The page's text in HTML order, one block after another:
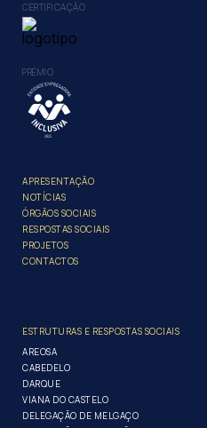
CERTIFICAÇÃO
PRÉMIO
APRESENTAÇÃO
NOTÍCIAS
ÓRGÃOS SOCIAIS
RESPOSTAS SOCIAIS
PROJETOS
CONTACTOS
ESTRUTURAS E RESPOSTAS SOCIAIS
AREOSA
CABEDELO
DARQUE
VIANA DO CASTELO
DELEGAÇÃO DE MELGAÇO